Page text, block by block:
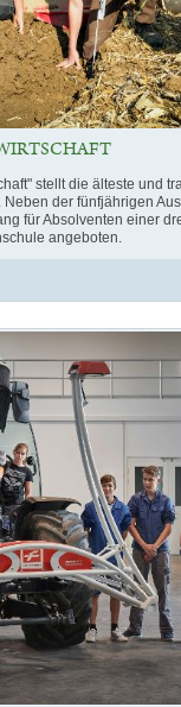
stellt die älteste und
der fünfjährigen
für Absolventen einer
angeboten.